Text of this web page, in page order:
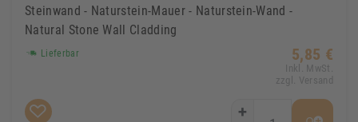
Steinwand - Naturstein-Mauer - Naturstein-Wand -
Natural Stone Wall Cladding
Lieferbar 5,85 €
Inkl. MwSt.
zzgl. Versand
+